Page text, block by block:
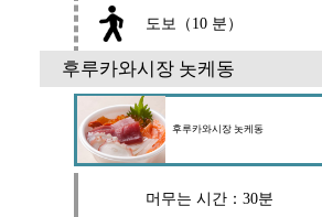
도보（10 분）
후루카와시장 놋케동
후루카와시장 놋케동
머무는 시간：30분